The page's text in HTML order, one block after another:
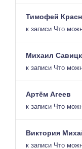
Тимофей
к записи Что
Михаил
к записи Что
Артём Агеев
к записи Что
Виктория
к записи Что